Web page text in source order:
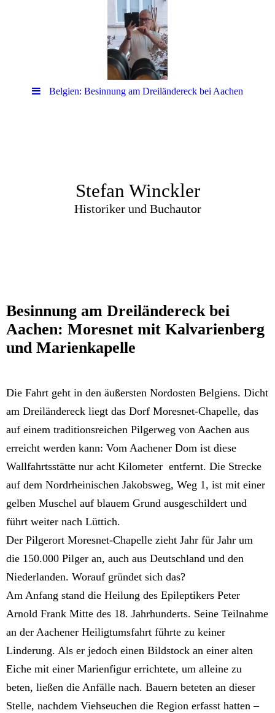
Belgien: Besinnung am Dreiländereck bei Aachen
Stefan Winckler
Historiker und Buchautor
Besinnung am Dreiländereck bei
Aachen: Moresnet mit Kalvarienberg
und Marienkapelle
Die Fahrt geht in den äußersten Nordosten Belgiens. Dicht
am Dreiländereck liegt das Dorf Moresnet-Chapelle, das
auf einem traditionsreichen Pilgerweg von Aachen aus
erreicht werden kann: Vom Aachener Dom ist diese
Wallfahrtsstätte nur acht Kilometer entfernt. Die Strecke
auf dem Nordrheinischen Jakobsweg, Weg 1, ist mit einer
gelben Muschel auf blauem Grund ausgeschildert und
führt weiter nach Lüttich.
Der Pilgerort Moresnet-Chapelle zieht Jahr für Jahr um
die 150.000 Pilger an, auch aus Deutschland und den
Niederlanden. Worauf gründet sich das?
Am Anfang stand die Heilung des Epileptikers Peter
Arnold Frank Mitte des 18. Jahrhunderts. Seine Teilnahme
an der Aachener Heiligtumsfahrt führte zu keiner
Linderung. Als er jedoch einen Bildstock an einer alten
Eiche mit einer Marienfigur errichtete, um alleine zu
beten, ließen die Anfälle nach. Bauern beteten an dieser
Stelle, nachdem Viehseuchen die Region erfasst hatten –